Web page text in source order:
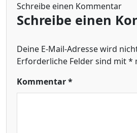
Schreibe einen Kommentar
Schreibe einen
Deine E-Mail-Adresse wird
Erforderliche Felder sind mit*
Kommentar*